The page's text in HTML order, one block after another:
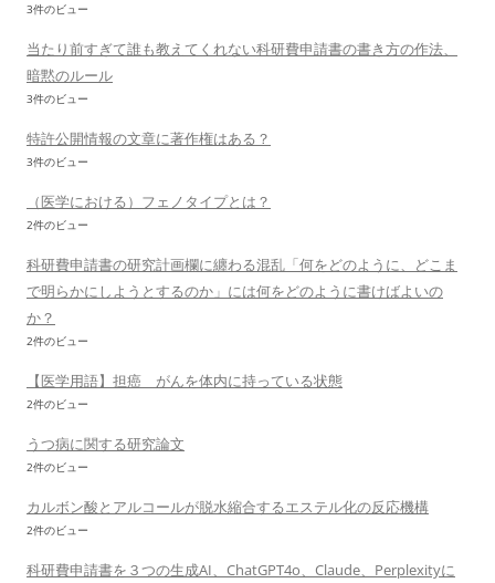
3件のビュー
当たり前すぎて誰も教えてくれない科研費申請書の書き方の作法、
暗黙のルール
3件のビュー
特許公開情報の文章に著作権はある？
3件のビュー
（医学における）フェノタイプとは？
2件のビュー
科研費申請書の研究計画欄に纏わる混乱「何をどのように、どこま
で明らかにしようとするのか」には何をどのように書けばよいの
か？
2件のビュー
【医学用語】担癌 がんを体内に持っている状態
2件のビュー
うつ病に関する研究論文
2件のビュー
カルボン酸とアルコールが脱水縮合するエステル化の反応機構
2件のビュー
科研費申請書を３つの生成AI、ChatGPT4o、Claude、Perplexityに